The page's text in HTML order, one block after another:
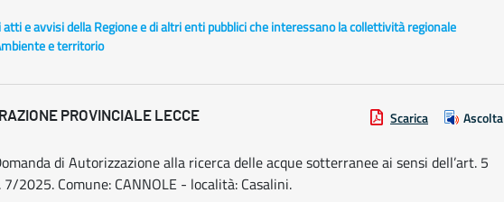
e avvisi della Regione e di altri enti pubblici che interessano la collettività regionale
e territorio
PROVINCIALE LECCE Scarica Ascolta
di Autorizzazione alla ricerca delle acque sotterranee ai sensi dell’art. 5
7/2025. Comune: CANNOLE - località: Casalini.